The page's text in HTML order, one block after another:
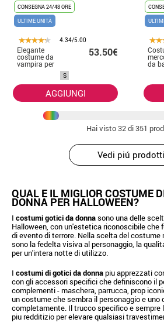
CONSEGNA 24/48 ORE
ULTIME UNITÀ
4.34/5.00
Elegante
costume da
vampira per
donna
53.50€
S
AGGIUNGI
da
Hai visto32di 351
Vedi piú prodotti
QUAL E IL MIGLIOR COSTUME
DONNA PER HALLOWEEN?
I costumi gotici da donnasono una delle
Halloween, con un'estetica riconoscibile che
di evento di terrore. Nella scelta del
sono la fedelta visiva al personaggio, la
per un'intera notte di utilizzo.
I costumi di gotici da donnapiu apprezzati
con gli accessori specifici che definiscono il
complementi - maschera, parrucca, prop
un costume che sembra il personaggio e uno
completamente. Il trucco specifico e
piu redditizio per elevare qualsiasi